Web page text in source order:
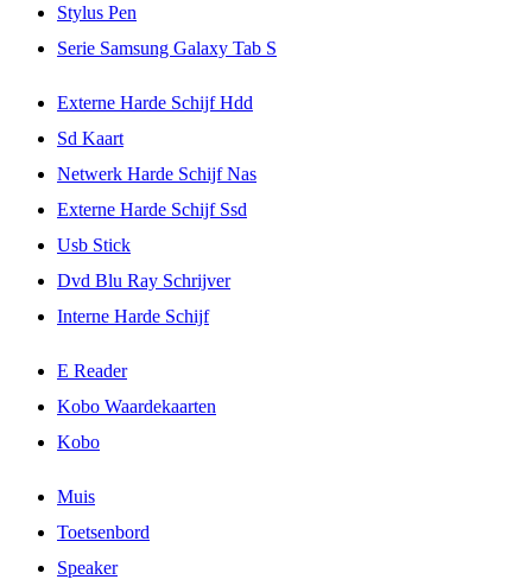
Stylus Pen
Serie Samsung Galaxy Tab S
Externe Harde Schijf Hdd
Sd Kaart
Netwerk Harde Schijf Nas
Externe Harde Schijf Ssd
Usb Stick
Dvd Blu Ray Schrijver
Interne Harde Schijf
E Reader
Kobo Waardekaarten
Kobo
Muis
Toetsenbord
Speaker